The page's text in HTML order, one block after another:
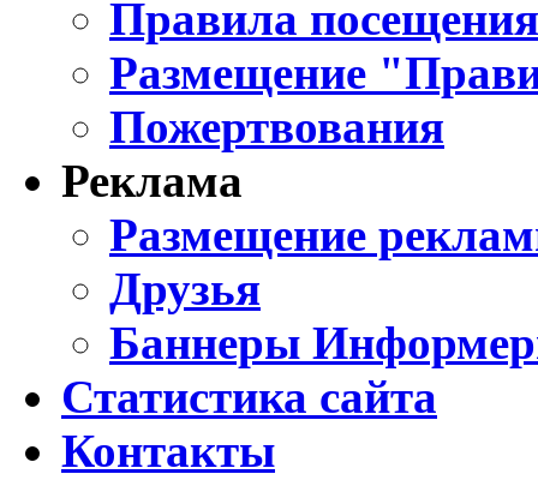
Правила
Размещение
Пожертвования
Реклама
Размещение
Друзья
Баннеры
Статистика сайта
Контакты